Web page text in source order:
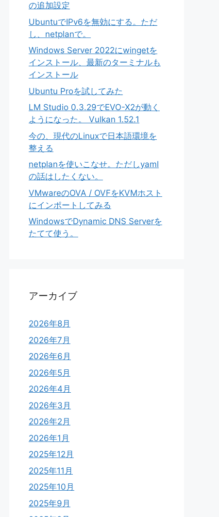
の追加設定
UbuntuでIPv6を無効にする。ただ
し、netplanで。
Windows Server 2022にwingetを
インストール、最新のターミナルも
インストール
Ubuntu Proを試してみた
LM Studio 0.3.29でEVO-X2が動く
ようになった。 Vulkan 1.52.1
今の、現代のLinuxで日本語環境を
整える
netplanを使いこなせ。ただしyaml
の話はしたくない。
VMwareのOVA / OVFをKVMホスト
にインポートしてみる
WindowsでDynamic DNS Serverを
たてて使う。
アーカイブ
2026年8月
2026年7月
2026年6月
2026年5月
2026年4月
2026年3月
2026年2月
2026年1月
2025年12月
2025年11月
2025年10月
2025年9月